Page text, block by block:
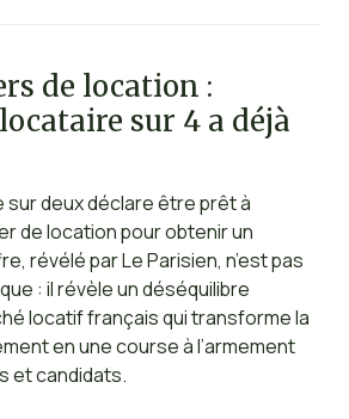
de location :
sur 4 a déjà
sur deux déclare être prêt à
de location pour obtenir un
révélé par Le Parisien, n’est pas
: il révèle un déséquilibre
locatif français qui transforme la
en une course à l’armement
et candidats.